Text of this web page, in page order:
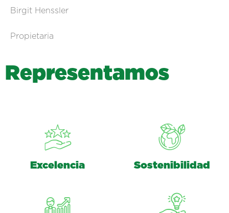
Birgit Henssler
Propietaria
Representamos
Excelencia Sostenibilidad